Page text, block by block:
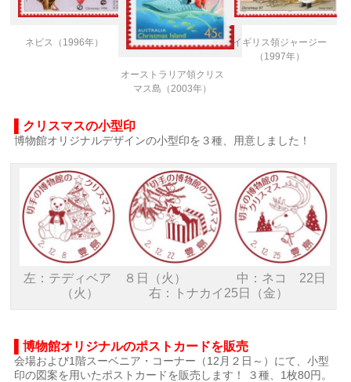
ネビス（1996年）
オーストラリア領クリス
マス島（2003年）
イギリス領ジャージー
（1997年）
▌クリスマスの小型印
博物館オリジナルデザインの小型印を３種、用意しました！
左：テディベア ８日（火） 中：ネコ 22日
（火） 右：トナカイ25日（金）
▌博物館オリジナルのポストカードを販売
会場および1階スーベニア・コーナー（12月２日～）にて、小型
印の図案を用いたポストカードを販売します！ ３種、1枚80円。